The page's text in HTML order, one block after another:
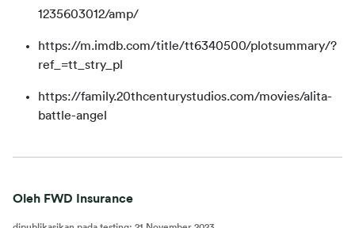
1235603012/amp/
https://m.imdb.com/title/tt6340500/plotsummary/?
ref_=tt_stry_pl
https://family.20thcenturystudios.com/movies/alita-
battle-angel
Oleh FWD Insurance